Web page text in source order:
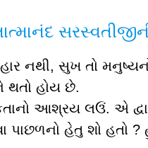
સરસ્વતીજી
નથી, સુખ તો
થતો હોય છે.
આશ્રય લઉં. એ
પાછળનો હેતુ શો હતો